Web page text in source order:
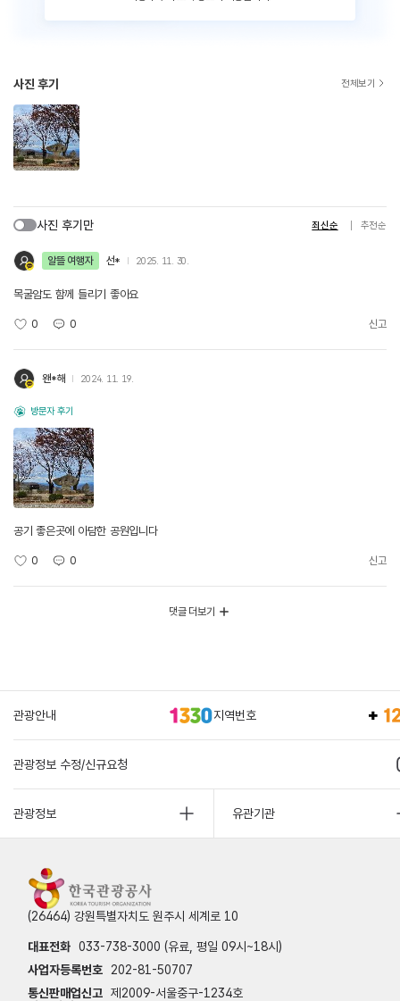
사진 후기 전체보기
사진 후기만 최신순 추천순
알뜰 여행자 선* 2025. 11. 30.
목굴암도 함께 들리기 좋아요
0 0 신고
왠*해 2024. 11. 19.
방문자 후기
공기 좋은곳에 아담한 공원입니다
0 0 신고
댓글 더보기
관광안내 지역번호
관광정보 수정/신규요청
관광정보 유관기관
(26464) 강원특별자치도 원주시 세계로 10
대표전화 033-738-3000 (유료, 평일 09시~18시)
사업자등록번호
202-81-50707
통신판매업신고 제2009-서울중구-1234호